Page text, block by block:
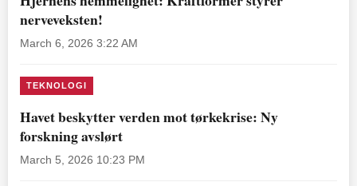
nerveveksten!
March 6, 2026 3:22 AM
TEKNOLOGI
Havet beskytter verden mot tørkekrise: Ny
forskning avslørt
March 5, 2026 10:23 PM